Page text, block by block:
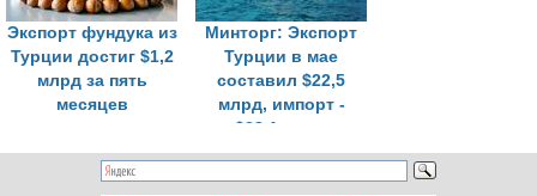
Экспорт фундука из
Турции достиг $1,2
млрд за пять
месяцев
Минторг: Экспорт
Турции в мае
составил $22,5
млрд, импорт -
$28,1 млрд